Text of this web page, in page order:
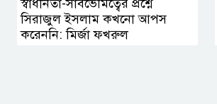
স্বাধীনতা-সার্বভৌমত্বের প্রশ্নে
সিরাজুল ইসলাম কখনো আপস
করেননি: মির্জা ফখরুল